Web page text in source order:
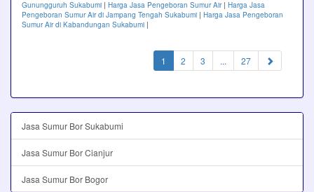
Gunungguruh Sukabumi | Harga Jasa Pengeboran Sumur Air| Harga Jasa
Pengeboran Sumur Air di Jampang Tengah Sukabumi | Harga Jasa Pengeboran
Sumur Air di Kabandungan Sukabumi |
1 (current)
2 3 ... 27
Jasa Sumur Bor Sukabumi
Jasa Sumur Bor Cianjur
Jasa Sumur Bor Bogor